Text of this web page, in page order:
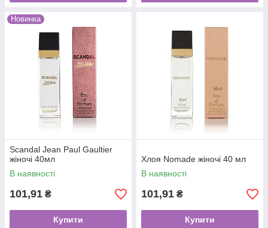
Новинка
Scandal Jean Paul Gaultier
жіночі 40мл
В наявності
101,91 ₴
Купити
Хлоя Nomade жіночі 40 мл
В наявності
101,91 ₴
Купити